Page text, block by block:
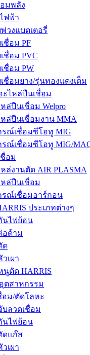
มพลัง
ฟฟ้า
วงแบตเตอรี่
ชื่อม PF
ชื่อม PVC
ชื่อม PW
ชื่อมยาง/รุ่นทองแดงเต็ม
ะไหล่ปืนเชื่อม
ล่ปืนเชื่อม Welpro
ล่ปืนเชื่อมงาน MMA
รณ์เชื่อมซีโอทู MIG
รณ์เชื่อมซีโอทู MIG/
อม
ล่งานตัด AIR PLASMA
ล่ปืนเชื่อม
รณ์เชื่อมอาร์กอน
ประเภทต่างๆ
นไฟย้อน
อด้าม
ด
เผา
นูตัด HARRIS
ตสาหกรรม
ม/ตัดโลหะ
บลวดเชื่อม
นไฟย้อน
ดแก๊ส
เผา